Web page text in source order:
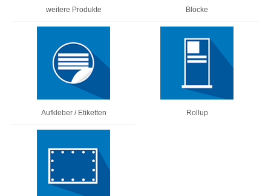
weitere Produkte Blöcke
Aufkleber / Etiketten Rollup